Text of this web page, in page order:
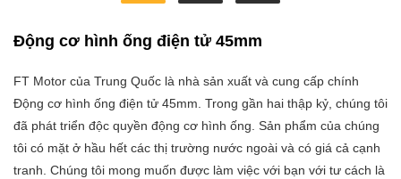
Động cơ hình ống điện tử 45mm
FT Motor của Trung Quốc là nhà sản xuất và cung cấp chính
Động cơ hình ống điện tử 45mm. Trong gần hai thập kỷ, chúng tôi
đã phát triển độc quyền động cơ hình ống. Sản phẩm của chúng
tôi có mặt ở hầu hết các thị trường nước ngoài và có giá cả cạnh
tranh. Chúng tôi mong muốn được làm việc với bạn với tư cách là